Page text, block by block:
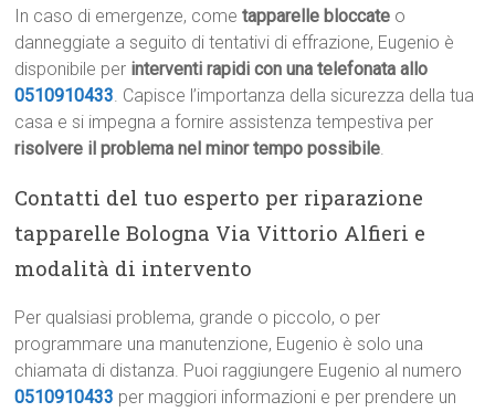
In caso di emergenze, cometapparelle bloccate o
danneggiate a seguito di tentativi di effrazione, Eugenio è
disponibile per interventi rapidi con una telefonata allo
0510910433. Capisce l’importanza della sicurezza della tua
casa e si impegna a fornire assistenza tempestiva per
risolvere il problema nel minor tempo possibile.
Contatti del tuo esperto per riparazione
tapparelle Bologna Via Vittorio Alfieri e
modalità di intervento
Per qualsiasi problema, grande o piccolo, o per
programmare una manutenzione, Eugenio è solo una
chiamata di distanza. Puoi raggiungere Eugenio al numero
0510910433 per maggiori informazioni e per prendere un